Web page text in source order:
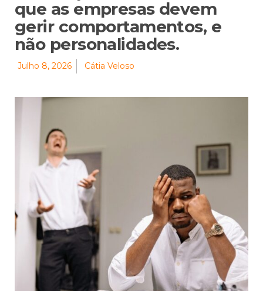
que as empresas devem
gerir comportamentos, e
não personalidades.
Julho 8, 2026 Cátia Veloso